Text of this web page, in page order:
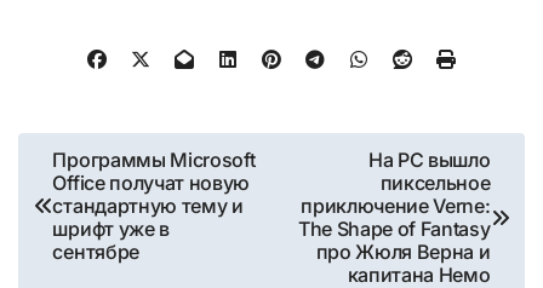
Навигация
по
записям
Программы Microsoft
Office получат новую
стандартную тему и
шрифт уже в
сентябре
На PC вышло
пиксельное
приключение Verne:
The Shape of Fantasy
про Жюля Верна и
капитана Немо